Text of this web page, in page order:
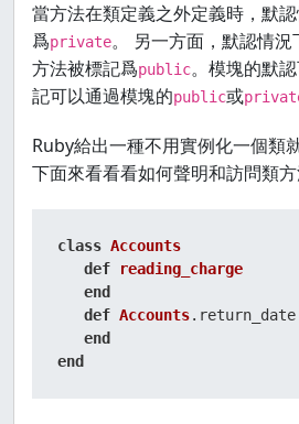
當方法在類定義之外定義時，默
爲private。 另一方面，默認情
方法被標記爲public。模塊的默
記可以通過模塊的public或
Ruby給出一種不用實例化一個類
下面來看看看如何聲明和訪問類
class Accounts
def
reading_charge
end
def Accounts.return_date
end
end